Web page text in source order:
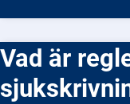
Vad är reglerna kring